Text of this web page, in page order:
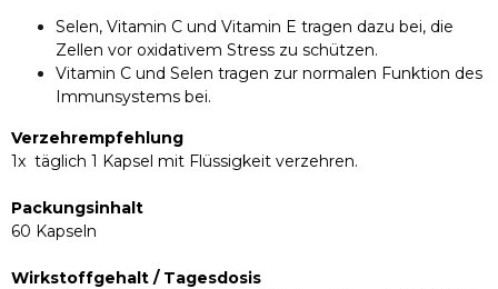
Selen, Vitamin C und Vitamin E tragen dazu bei, die
Zellen vor oxidativem Stress zu schützen.
Vitamin C und Selen tragen zur normalen Funktion des
Immunsystems bei.
Verzehrempfehlung
1x täglich 1 Kapsel mit Flüssigkeit verzehren.
Packungsinhalt
60 Kapseln
Wirkstoffgehalt / Tagesdosis